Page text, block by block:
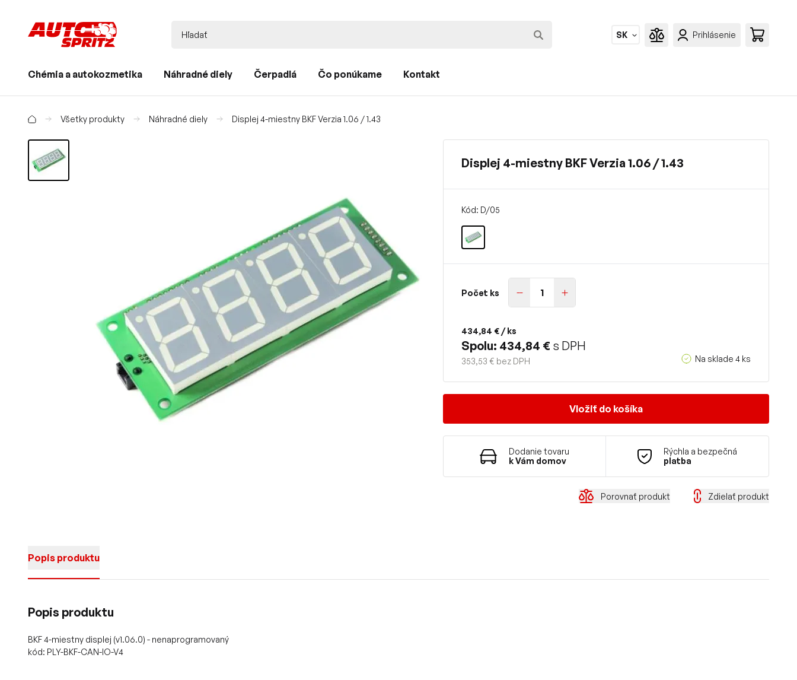
SK Prihlásenie
Chémia a autokozmetika Náhradné diely Čerpadlá Čo ponúkame Kontakt
Všetky produkty Náhradné diely Displej 4-miestny BKF Verzia 1.06 / 1.43
Displej 4-miestny BKF Verzia 1.06 / 1.43
Kód: D/05
Počet ks
434,84 € / ks
Spolu: 434,84 € s DPH
353,53 € bez DPH Na sklade 4 ks
Vložiť do košíka
Dodanie tovaru
k Vám domov
Rýchla a bezpečná
platba
Porovnať produkt Zdielať produkt
Popis produktu
Popis produktu
BKF 4-miestny displej (v1.06.0) - nenaprogramovaný
kód: PLY-BKF-CAN-IO-V4